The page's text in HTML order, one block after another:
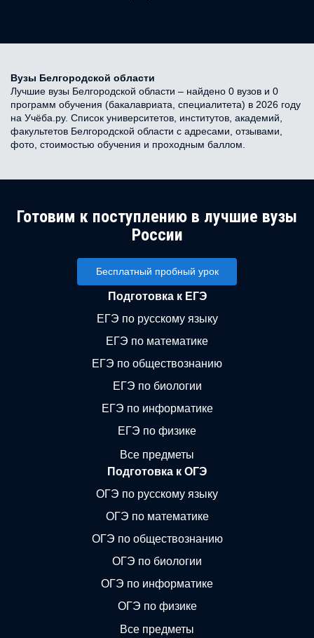
Вузы Белгородской области
Лучшие вузы Белгородской области – найдено 0 вузов и 0
программ обучения (бакалавриата, специалитета) в 2026 году
на Учёба.ру. Список университетов, институтов, академий,
факультетов Белгородской области с адресами, отзывами,
фото, стоимостью обучения и проходным баллом.
Готовим к поступлению в лучшие вузы
России
Бесплатный пробный урок
Подготовка к ЕГЭ
ЕГЭ по русскому языку
ЕГЭ по математике
ЕГЭ по обществознанию
ЕГЭ по биологии
ЕГЭ по информатике
ЕГЭ по физике
Все предметы
Подготовка к ОГЭ
ОГЭ по русскому языку
ОГЭ по математике
ОГЭ по обществознанию
ОГЭ по биологии
ОГЭ по информатике
ОГЭ по физике
Все предметы